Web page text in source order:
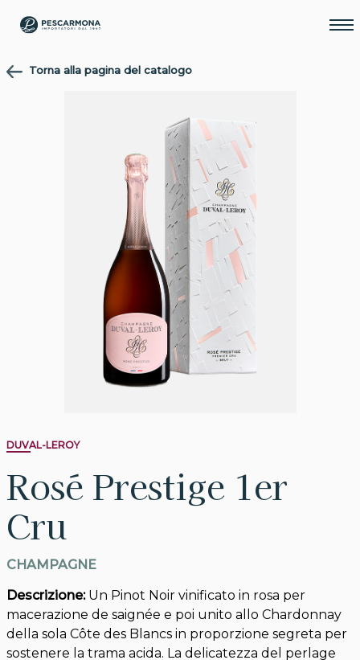
Torna alla pagina del catalogo
DUVAL-LEROY
Rosé Prestige 1er
Cru
CHAMPAGNE
Descrizione: Un Pinot Noir vinificato in rosa per
macerazione de saignée e poi unito allo Chardonnay
della sola Côte des Blancs in proporzione segreta per
sostenere la trama acida. La delicatezza del perlage